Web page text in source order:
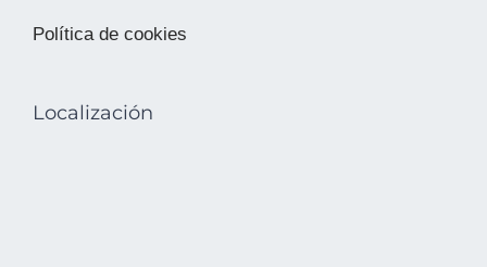
Política de cookies
Localización